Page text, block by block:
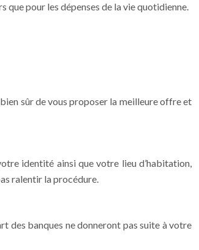
que pour les dépenses de la vie quotidienne.
sûr de vous proposer la meilleure offre et
identité ainsi que votre lieu d’habitation,
ralentir la procédure.
des banques ne donneront pas suite à votre